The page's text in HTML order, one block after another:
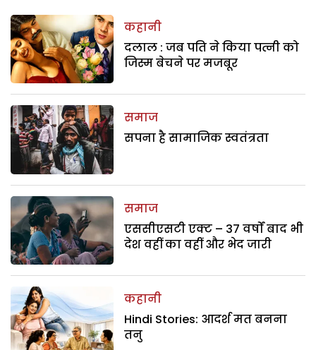
कहानी
दलाल : जब पति ने किया पत्नी को
जिस्म बेचने पर मजबूर
समाज
सपना है सामाजिक स्वतंत्रता
समाज
एससीएसटी एक्ट – 37 वर्षों बाद भी
देश वहीं का वहीं और भेद जारी
कहानी
Hindi Stories: आदर्श मत बनना
तनु